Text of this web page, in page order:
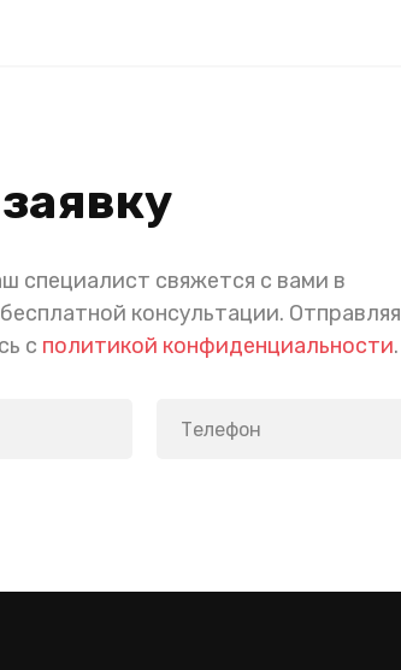
специалист свяжется с вами в
консультации. Отправляя
с политикой конфиденциальности.